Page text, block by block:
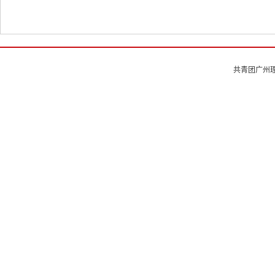
共青团广州